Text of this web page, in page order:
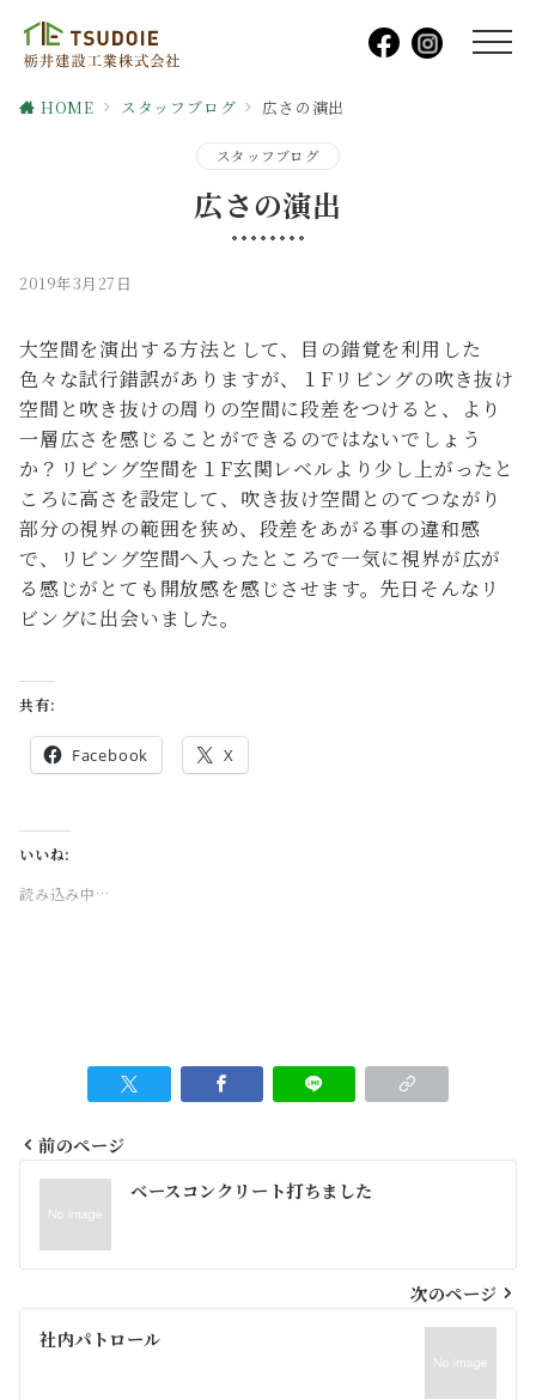
HOME スタッフブログ 広さの演出
スタッフブログ
広さの演出
2019年3月27日
大空間を演出する方法として、目の錯覚を利用した
色々な試行錯誤がありますが、１Fリビングの吹き抜け
空間と吹き抜けの周りの空間に段差をつけると、より
一層広さを感じることができるのではないでしょう
か？リビング空間を１F玄関レベルより少し上がったと
ころに高さを設定して、吹き抜け空間とのてつながり
部分の視界の範囲を狭め、段差をあがる事の違和感
で、リビング空間へ入ったところで一気に視界が広が
る感じがとても開放感を感じさせます。先日そんなリ
ビングに出会いました。
共有:
Facebook X
いいね:
読み込み中…
投
ナ
ビ
ゲ
前のページ
ベースコンクリート打ちました
次のページ
社内パトロール